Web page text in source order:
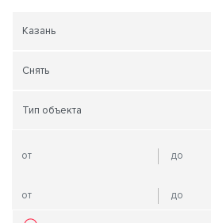
Казань
Снять
Тип объекта